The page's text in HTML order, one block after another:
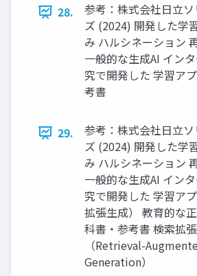
28.
参考：株式会社日立
ズ (2024) 開発した学
み ハルシネーション
一般的な生成AI イン
究で開発した 学習ア
考書
29.
参考：株式会社日立
ズ (2024) 開発した学
み ハルシネーション
一般的な生成AI イン
究で開発した 学習ア
拡張生成） 教育的な
科書・参考書 検索拡
（Retrieval-
Generation）